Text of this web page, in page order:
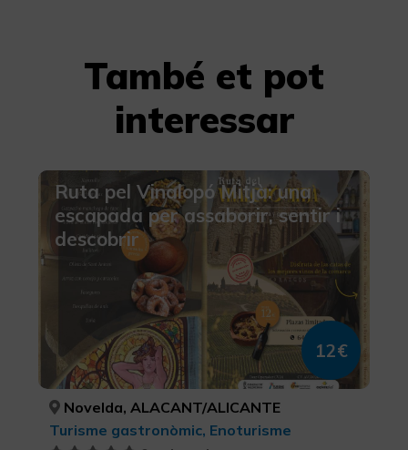
També et pot
interessar
Ruta pel Vinalopó Mitjà: una
escapada per assaborir, sentir i
descobrir
12€
Novelda, ALACANT/ALICANTE
Turisme gastronòmic, Enoturisme